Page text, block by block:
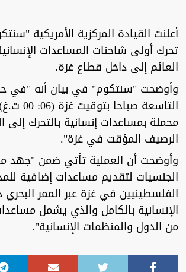
أعلنت القيادة المركزية الأمريكية
تحرك أولى شاحنات المساعدات
العائم إلى داخل قطاع غزة.
وأوضحت "سنتكوم" في بيان أنه "في
التاسعة
محملة بمساعدات إنسانية بالتحرك
الرصيف المؤقت في غزة".
وأوضحت أن العملية تأتي ضمن "جهد
الجنسيات لتقديم مساعدات إضافية
الفلسطينيين في غزة عبر الممر البحري
الإنسانية بالكامل والذي يشمل
من الدول والمنظمات الإنسانية".